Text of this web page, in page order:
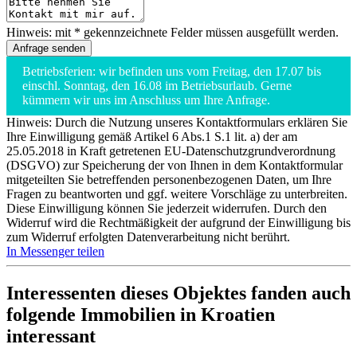
Hinweis: mit * gekennzeichnete Felder müssen ausgefüllt werden.
Betriebsferien: wir befinden uns vom Freitag, den 17.07 bis
einschl. Sonntag, den 16.08 im Betriebsurlaub. Gerne
kümmern wir uns im Anschluss um Ihre Anfrage.
Hinweis: Durch die Nutzung unseres Kontaktformulars erklären Sie
Ihre Einwilligung gemäß Artikel 6 Abs.1 S.1 lit. a) der am
25.05.2018 in Kraft getretenen EU-Datenschutzgrundverordnung
(DSGVO) zur Speicherung der von Ihnen in dem Kontaktformular
mitgeteilten Sie betreffenden personenbezogenen Daten, um Ihre
Fragen zu beantworten und ggf. weitere Vorschläge zu unterbreiten.
Diese Einwilligung können Sie jederzeit widerrufen. Durch den
Widerruf wird die Rechtmäßigkeit der aufgrund der Einwilligung bis
zum Widerruf erfolgten Datenverarbeitung nicht berührt.
In Messenger teilen
Interessenten dieses Objektes fanden auch
folgende Immobilien in Kroatien
interessant